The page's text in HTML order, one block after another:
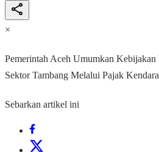
×
Pemerintah Aceh Umumkan Kebijakan
Sektor Tambang Melalui Pajak
Sebarkan artikel ini